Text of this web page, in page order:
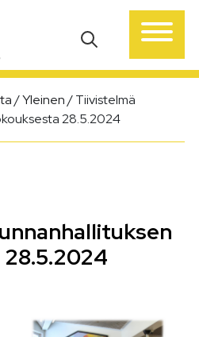
/Yleinen/Tiivistelmä
28.5.2024